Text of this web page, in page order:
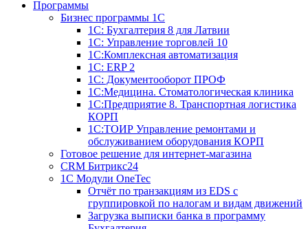
Программы
Бизнес программы 1С
1С: Бухгалтерия 8 для Латвии
1С: Управление торговлей 10
1C:Комплексная автоматизация
1С: ERP 2
1С: Документооборот ПРОФ
1С:Медицина. Стоматологическая клиника
1С:Предприятие 8. Транспортная логистика
КОРП
1С:ТОИР Управление ремонтами и
обслуживанием оборудования КОРП
Готовое решение для интернет-магазина
CRM Битрикс24
1C Модули OneTec
Отчёт по транзакциям из EDS с
группировкой по налогам и видам движений
Загрузка выписки банка в программу